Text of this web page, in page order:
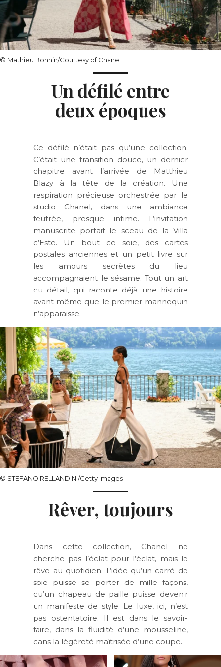
© Mathieu Bonnin/Courtesy of Chanel
Un défilé entre
deux époques
Ce défilé n’était pas qu’une collection.
C’était une transition douce, un dernier
chapitre avant l’arrivée de Matthieu
Blazy à la tête de la création. Une
respiration précieuse orchestrée par le
studio Chanel, dans une ambiance
feutrée, presque intime. L’invitation
manuscrite portait le sceau de la Villa
d’Este. Un bout de soie, des cartes
postales anciennes et un petit livre sur
les amours secrètes du lieu
accompagnaient le sésame. Tout un art
du détail, qui raconte déjà une histoire
avant même que le premier mannequin
n’apparaisse.
© STEFANO RELLANDINI/Getty Images
Rêver, toujours
Dans cette collection, Chanel ne
cherche pas l’éclat pour l’éclat, mais le
rêve au quotidien. L’idée qu’un carré de
soie puisse se porter de mille façons,
qu’un chapeau de paille puisse devenir
un manifeste de style. Le luxe, ici, n’est
pas ostentatoire. Il est dans le savoir-
faire, dans la fluidité d’une mousseline,
dans la légèreté maîtrisée d’une coupe.